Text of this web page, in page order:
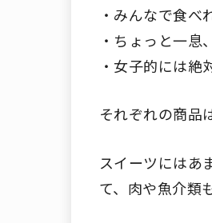
・みんなで食べ
・ちょっと一息
・女子的には絶
それぞれの商品
スイーツにはあ
て、肉や魚介類